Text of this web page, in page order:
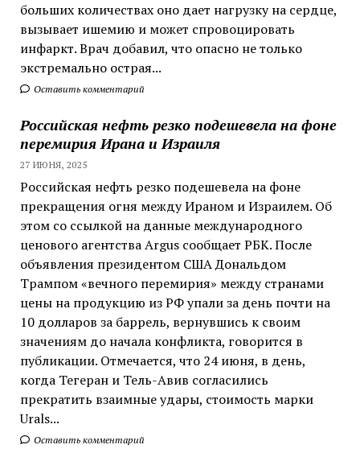
больших количествах оно дает нагрузку на сердце,
вызывает ишемию и может спровоцировать
инфаркт. Врач добавил, что опасно не только
экстремально острая...
Оставить комментарий
Российская нефть резко подешевела на фоне
перемирия Ирана и Израиля
27 ИЮНЯ, 2025
Российская нефть резко подешевела на фоне
прекращения огня между Ираном и Израилем. Об
этом со ссылкой на данные международного
ценового агентства Argus сообщает РБК. После
объявления президентом США Дональдом
Трампом «вечного перемирия» между странами
цены на продукцию из РФ упали за день почти на
10 долларов за баррель, вернувшись к своим
значениям до начала конфликта, говорится в
публикации. Отмечается, что 24 июня, в день,
когда Тегеран и Тель-Авив согласились
прекратить взаимные удары, стоимость марки
Urals...
Оставить комментарий